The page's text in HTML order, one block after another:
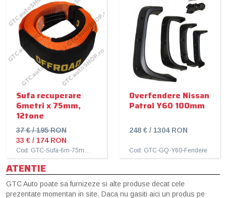
Sufa recuperare
6metri x 75mm,
12tone
37 € / 195 RON
33 € / 174 RON
Overfendere Nissan
Patrol Y60 100mm
248 € / 1304 RON
Cod: GTC-GQ-Y60-Fendere
ATENTIE
GTC Auto poate sa furnizeze si alte produse decat cele
prezentate momentan in site. Daca nu gasiti aici un produs pe